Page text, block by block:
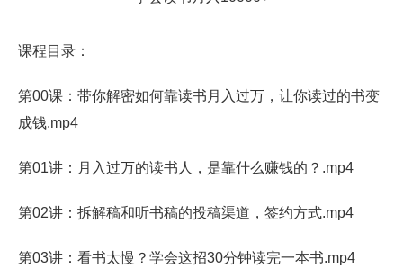
课程目录：
第00课：带你解密如何靠读书月入过万，让你读过的书变
成钱.mp4
第01讲：月入过万的读书人，是靠什么赚钱的？.mp4
第02讲：拆解稿和听书稿的投稿渠道，签约方式.mp4
第03讲：看书太慢？学会这招30分钟读完一本书.mp4